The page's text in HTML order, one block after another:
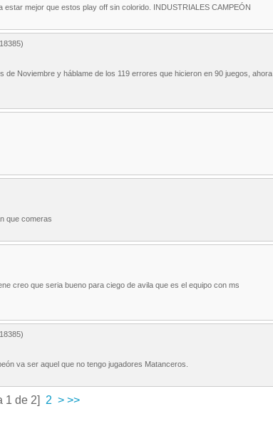
mejor que estos play off sin colorido. INDUSTRIALES CAMPEÓN
de Noviembre y háblame de los 119 errores que hicieron en 90 juegos, ahora
que comeras
creo que seria bueno para ciego de avila que es el equipo con ms
va ser aquel que no tengo jugadores Matanceros.
1 de 2] 2 >>>